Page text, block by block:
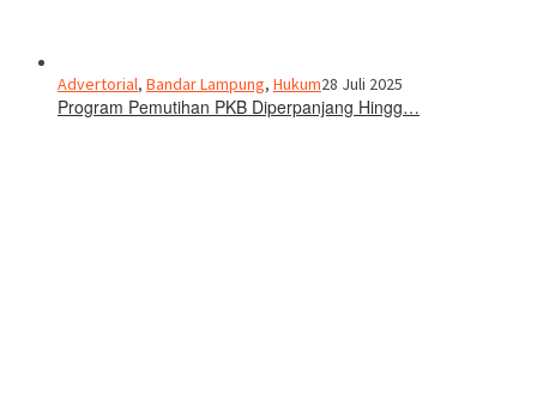
Advertorial, Bandar Lampung, Hukum28 Juli 2025
Program Pemutihan PKB Diperpanjang Hingg…